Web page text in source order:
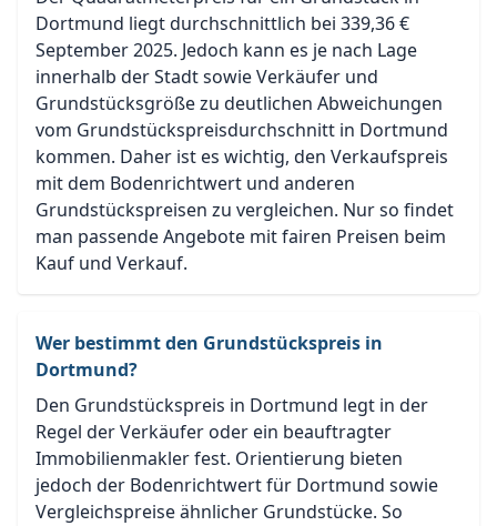
Dortmund liegt durchschnittlich bei 339,36 €
September 2025. Jedoch kann es je nach Lage
innerhalb der Stadt sowie Verkäufer und
Grundstücksgröße zu deutlichen Abweichungen
vom Grundstückspreisdurchschnitt in Dortmund
kommen. Daher ist es wichtig, den Verkaufspreis
mit dem Bodenrichtwert und anderen
Grundstückspreisen zu vergleichen. Nur so findet
man passende Angebote mit fairen Preisen beim
Kauf und Verkauf.
Wer bestimmt den Grundstückspreis in
Dortmund?
Den Grundstückspreis in Dortmund legt in der
Regel der Verkäufer oder ein beauftragter
Immobilienmakler fest. Orientierung bieten
jedoch der Bodenrichtwert für Dortmund sowie
Vergleichspreise ähnlicher Grundstücke. So